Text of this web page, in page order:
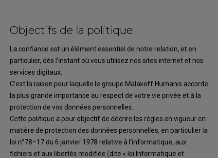
Objectifs de la politique
La confiance est un élément essentiel de notre relation, et en
particulier, dès l’instant où vous utilisez nos sites internet et nos
services digitaux.
C’est la raison pour laquelle le groupe Malakoff Humanis accorde
la plus grande importance au respect de votre vie privée et à la
protection de vos données personnelles.
Cette politique a pour objectif de décrire les règles en vigueur en
matière de protection des données personnelles, en particulier la
loi n°78–17 du 6 janvier 1978 relative à l’informatique, aux
fichiers et aux libertés modifiée (dite « loi Informatique et